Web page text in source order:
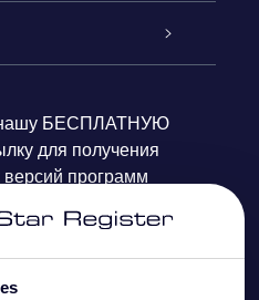
страница Star Page
нашу БЕСПЛАТНУЮ
для получения
версий программ